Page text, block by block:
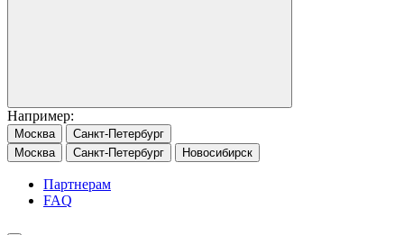
Например:
Москва
Санкт-Петербург
Москва
Санкт-Петербург Новосибирск
Партнерам
FAQ